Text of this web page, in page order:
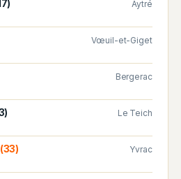
Aytré
Vœuil-et-Giget
Bergerac
Le Teich
Yvrac